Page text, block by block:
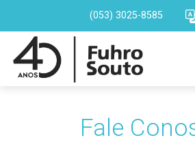
(053) 3025-8585
Fale